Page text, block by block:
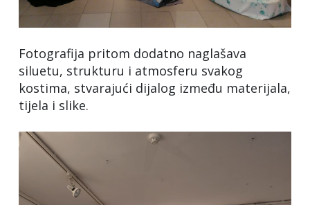
Fotografija pritom dodatno naglašava
siluetu, strukturu i atmosferu svakog
kostima, stvarajući dijalog između materijala,
tijela i slike.